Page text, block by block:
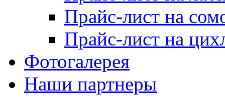
Прайс-лист на
Прайс-лист на
Фотогалерея
Наши партнеры